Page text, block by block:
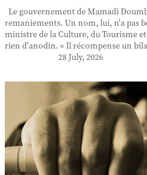
Le gouvernement de Mamadi
remaniements. Un nom, lui, n'a pas
ministre de la Culture, du Tourisme
rien d'anodin. « Il récompense un
28 July, 2026